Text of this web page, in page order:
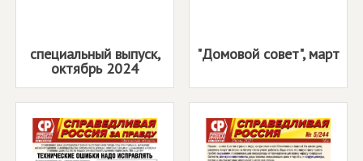
специальный выпуск,
октябрь 2024
"Домовой совет", март